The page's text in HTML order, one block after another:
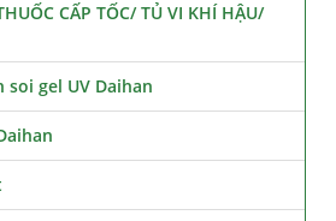
CẤP TỐC/ TỦ VI KHÍ HẬU/
soi gel UV Daihan